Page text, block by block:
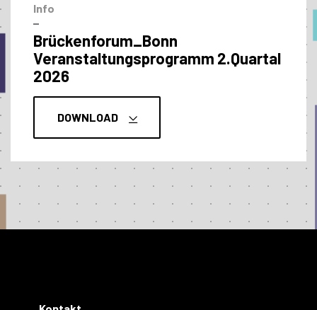
Info
–
Brückenforum_Bonn
Veranstaltungs­programm 2.Quartal
2026
DOWNLOAD